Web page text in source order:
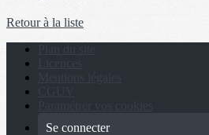
Retour à la liste
Se connecter